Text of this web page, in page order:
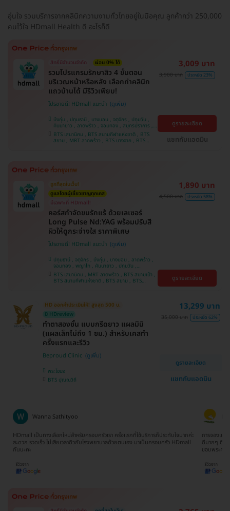
อุ่นใจ รวมบริการจากคลินิกความงามทั่วไทยอยู่ในมือคุณ ลูกค้ากว่า 250,000
คนไว้ใจ HDmall Health ดี อะไรก็ดี
สิทธิ์มีจำนวนจำกัด ผ่อน 0% ได้
รวมโปรแกรมรักษาสิว 4 ขั้นตอน
บริเวณหน้าหรือหลัง เลือกทำคลินิก
แถวบ้านได้ มีรีวิวเพียบ!
โปรขายดี! HDmall แนะนำ
บึงกุ่ม , ปทุมธานี , บางบอน , จตุจักร , ปทุมวัน ,
คันนายาว , ลาดพร้าว , จอมทอง , สมุทรปราการ ,
พระโขนง , พญาไท , ราษฎร์บูรณะ , หนองแขม ,
ภาษีเจริญ , บางรัก , ราชเทวี , บางนา , บริการถึง
บ้าน , คลองเตย , ตลิ่งชัน
BTS เสนานิคม , BTS สนามกีฬาแห่งชาติ , BTS
สยาม , MRT ลาดพร้าว , BTS บางจาก , BTS
3,009 บาท
3,900 บาท ประหยัด 23%
ดูรายละเอียด
แชทกับแอดมิน
ถูกที่สุดในเว็บ!
ดูแลโดยผู้เชี่ยวชาญทุกเคส
มีเฉพาะที่ HDmall!
คอร์สกำจัดขนรักแร้ ด้วยเลเซอร์
Long Pulse Nd:YAG พร้อมปรับสี
ผิวให้ดูกระจ่างใส ราคาพิเศษ
โปรขายดี! HDmall แนะนำ
ปทุมธานี , จตุจักร , บึงกุ่ม , บางบอน , ลาดพร้าว ,
จอมทอง , พญาไท , คันนายาว , ปทุมวัน ,
สมุทรปราการ , ราษฎร์บูรณะ , พระโขนง , บางรัก ,
บริการถึงบ้าน , ภาษีเจริญ , ราชเทวี , หนองแขม ,
บางนา , คลองเตย , ตลิ่งชัน
BTS เสนานิคม , MRT ลาดพร้าว , BTS สนามเป้า ,
BTS สนามกีฬาแห่งชาติ , BTS สยาม , BTS
สะพานควาย
1,890 บาท
4,500 บาท ประหยัด 58%
ดูรายละเอียด
HD ออกค่าประเมินให้! สูงสุด 500 บ.
มี HDreview
ทำตาสองชั้น แบบกรีดยาว แผลมินิ
(แผลเล็กไม่ถึง 1 ซม.) สำหรับเคสทำ
ครั้งแรกและรีวิว
Beproud Clinic
พระโขนง
BTS ปุณณวิถี
13,299 บาท
35,000 บาท ประหยัด 62%
ดูรายละเอียด
แชทกับแอดมิน
HDmall เป็นทางเลือกใหม่สำหรับครอบครัวเรา ครั้งแรกที่ใช้บริการก็ประทับใจมากค่ะ
สะดวก รวดเร็ว ไม่เสียเวลาดิวกับโรงพยาบาลด้วยตนเอง มาเป็นครอบครัว HDmall
กันนะคะ
Wanna Sathityoo
การจองแพ็
ดีมากๆ ติดต่
ขอบพระคุณ